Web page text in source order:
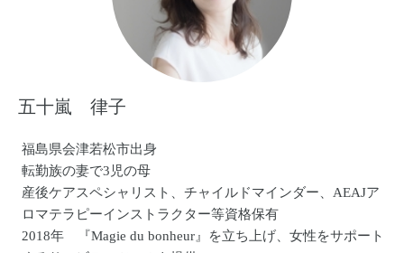
五十嵐 律子
福島県会津若松市出身
転勤族の妻で3児の母
産後ケアスペシャリスト、チャイルドマインダー、AEAJア
ロマテラピーインストラクター等資格保有
2018年 『Magie du bonheur』を立ち上げ、女性をサポート